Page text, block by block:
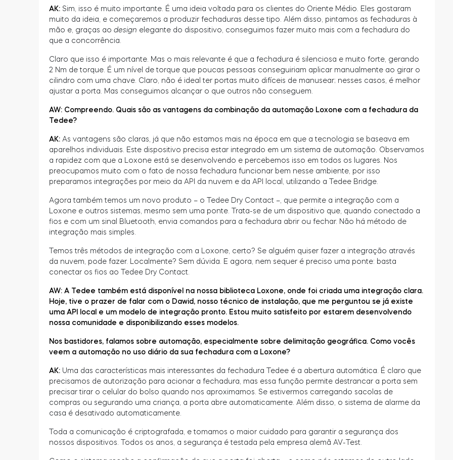
AK: Sim, isso é muito importante. É uma ideia voltada para os clientes do Oriente Médio. Eles gostaram
muito da ideia, e começaremos a produzir fechaduras desse tipo. Além disso, pintamos as fechaduras à
mão e, graças ao design elegante do dispositivo, conseguimos fazer muito mais com a fechadura do
que a concorrência.
Claro que isso é importante. Mas o mais relevante é que a fechadura é silenciosa e muito forte, gerando
2 Nm de torque. É um nível de torque que poucas pessoas conseguiriam aplicar manualmente ao girar o
cilindro com uma chave. Claro, não é ideal ter portas muito difíceis de manusear; nesses casos, é melhor
ajustar a porta. Mas conseguimos alcançar o que outros não conseguem.
AW: Compreendo. Quais são as vantagens da combinação da automação Loxone com a fechadura da
Tedee?
AK: As vantagens são claras, já que não estamos mais na época em que a tecnologia se baseava em
aparelhos individuais. Este dispositivo precisa estar integrado em um sistema de automação. Observamos
a rapidez com que a Loxone está se desenvolvendo e percebemos isso em todos os lugares. Nos
preocupamos muito com o fato de nossa fechadura funcionar bem nesse ambiente, por isso
preparamos integrações por meio da API da nuvem e da API local, utilizando a Tedee Bridge.
Agora também temos um novo produto – o Tedee Dry Contact –, que permite a integração com a
Loxone e outros sistemas, mesmo sem uma ponte. Trata-se de um dispositivo que, quando conectado a
fios e com um sinal Bluetooth, envia comandos para a fechadura abrir ou fechar. Não há método de
integração mais simples.
Temos três métodos de integração com a Loxone, certo? Se alguém quiser fazer a integração através
da nuvem, pode fazer. Localmente? Sem dúvida. E agora, nem sequer é preciso uma ponte: basta
conectar os fios ao Tedee Dry Contact.
AW: A Tedee também está disponível na nossa biblioteca Loxone, onde foi criada uma integração clara.
Hoje, tive o prazer de falar com o Dawid, nosso técnico de instalação, que me perguntou se já existe
uma API local e um modelo de integração pronto. Estou muito satisfeito por estarem desenvolvendo
nossa comunidade e disponibilizando esses modelos.
Nos bastidores, falamos sobre automação, especialmente sobre delimitação geográfica. Como vocês
veem a automação no uso diário da sua fechadura com a Loxone?
AK: Uma das características mais interessantes da fechadura Tedee é a abertura automática. É claro que
precisamos de autorização para acionar a fechadura, mas essa função permite destrancar a porta sem
precisar tirar o celular do bolso quando nos aproximamos. Se estivermos carregando sacolas de
compras ou segurando uma criança, a porta abre automaticamente. Além disso, o sistema de alarme da
casa é desativado automaticamente.
Toda a comunicação é criptografada, e tomamos o maior cuidado para garantir a segurança dos
nossos dispositivos. Todos os anos, a segurança é testada pela empresa alemã AV-Test.